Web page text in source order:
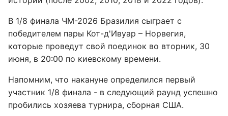
В 1/8 финала ЧМ-2026 Бразилия сыграет с
победителем пары Кот-д'Ивуар – Норвегия,
которые проведут свой поединок во вторник, 30
июня, в 20:00 по киевскому времени.
Напомним, что накануне определился первый
участник 1/8 финала - в следующий раунд успешно
пробились хозяева турнира, сборная США.